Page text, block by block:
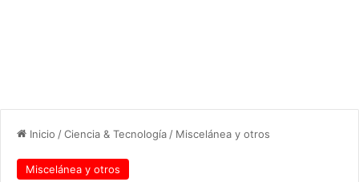
Inicio /Ciencia & Tecnología / Miscelánea y otros
Miscelánea y otros